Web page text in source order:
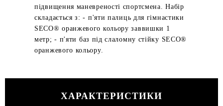
підвищення маневреності спортсмена. Набір
складається з: - п'яти палиць для гімнастики
SECO® оранжевого кольору заввишки 1
метр; - п'яти баз під слаломну стійку SECO®
оранжевого кольору.
ХАРАКТЕРИСТИКИ